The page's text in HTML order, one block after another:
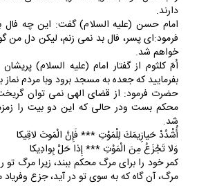
دارند.
امام حسن (عليه السلام) گفت: اين چه
فرمود:اى پسر، فال بد نمى زنم، ليكن دل
خواهم شد.
اُمّ كلثوم از گفتار امام (عليه السلام)
بفرماييد كه جعده به مسجد برود وبا مردم نماز
حضرت فرمود: از قضاى الهى نمى توان
محكم بست ودر حالى كه اين دو بيت را
شد.
أُشْدُدْ حَيازِيمَكَ لِلْمَوْتِ *** فَإِنَّ الْمَوتَ لاقِيكا
وَلا تَجْزَعُ مِنَ الْمَوْتِ *** إِذا حَلَّ بِوادِيكا
كمر خود را براى مرگ محكم ببند، زيرا مرگ تو
مرگ، آن گاه كه به سوى تو در آيد، جزع